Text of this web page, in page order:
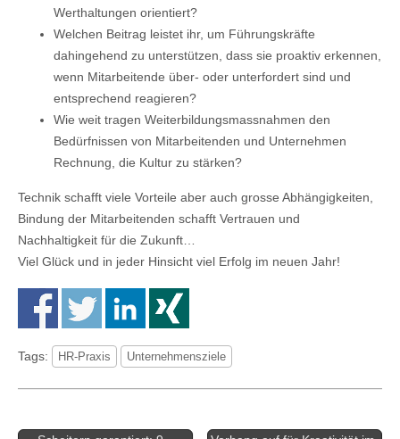
Werthaltungen orientiert?
Welchen Beitrag leistet ihr, um Führungskräfte
dahingehend zu unterstützen, dass sie proaktiv erkennen,
wenn Mitarbeitende über- oder unterfordert sind und
entsprechend reagieren?
Wie weit tragen Weiterbildungsmassnahmen den
Bedürfnissen von Mitarbeitenden und Unternehmen
Rechnung, die Kultur zu stärken?
Technik schafft viele Vorteile aber auch grosse Abhängigkeiten,
Bindung der Mitarbeitenden schafft Vertrauen und
Nachhaltigkeit für die Zukunft…
Viel Glück und in jeder Hinsicht viel Erfolg im neuen Jahr!
Tags: HR-Praxis Unternehmensziele
Artikel-